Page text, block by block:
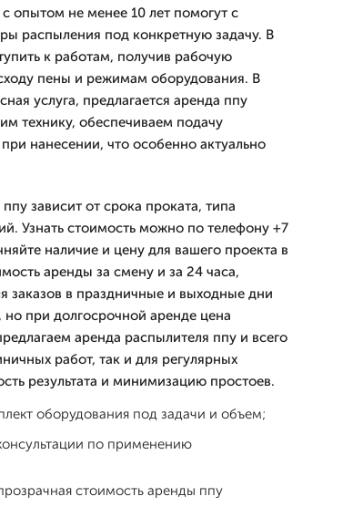
опытом не менее 10 лет помогут с
распыления под конкретную задачу. В
к работам, получив рабочую
пены и режимам оборудования. В
услуга, предлагается аренда ппу
технику, обеспечиваем подачу
нанесении, что особенно актуально
зависит от срока проката, типа
Узнать стоимость можно по телефону +7
наличие и цену для вашего проекта в
аренды за смену и за 24 часа,
заказов в праздничные и выходные дни
при долгосрочной аренде цена
аренда распылителя ппу и всего
работ, так и для регулярных
результата и минимизацию простоев.
оборудования под задачи и объем;
по применению
стоимость аренды ппу